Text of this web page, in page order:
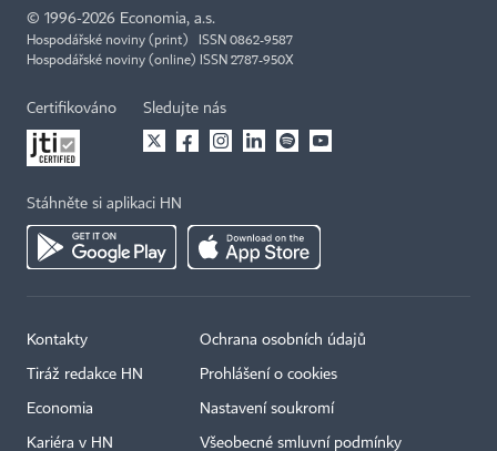
© 1996-2026 Economia, a.s.
Hospodářské noviny (print) ISSN 0862-9587
Hospodářské noviny (online) ISSN 2787-950X
Certifikováno Sledujte nás
Stáhněte si aplikaci HN
Kontakty
Tiráž redakce HN
Economia
Kariéra v HN
Ochrana osobních údajů
Prohlášení o cookies
Nastavení soukromí
Všeobecné smluvní podmínky